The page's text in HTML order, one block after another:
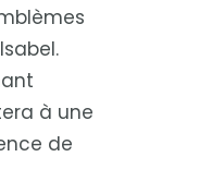
à une
de